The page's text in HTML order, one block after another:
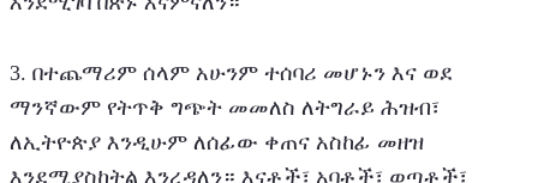
3. በተጨማሪም ሰላም አሁንም ተሰባሪ መሆኑን እና ወደ
ማንኛውም የትጥቅ ግጭት መመለስ ለትግራይ ሕዝብ፣
ለኢትዮጵያ እንዲሁም ለሰፊው ቀጠና አስከፊ መዘዝ
እንደሚያስከትል እንረዳለን። እናቶች፣ አባቶች፣ ወጣቶች፣